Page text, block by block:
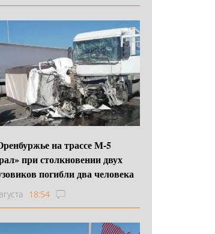
на трассе М-5
при столкновении двух
погибли два человека
18:54